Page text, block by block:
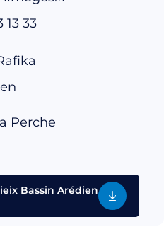
13 33
Perche
Bassin Arédien